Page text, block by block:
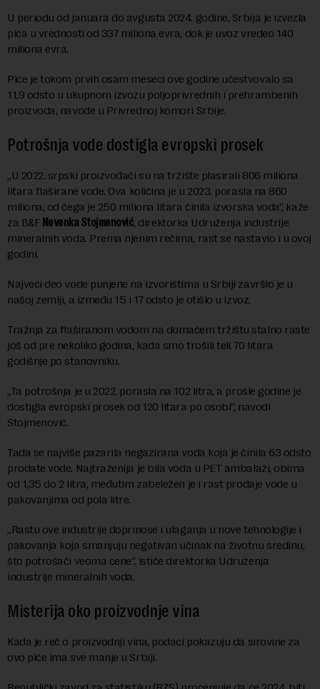
U periodu od januara do avgusta 2024. godine, Srbija je izvezla
pića u vrednosti od 337 miliona evra, dok je uvoz vredeo 140
miliona evra.
Piće je tokom prvih osam meseci ove godine učestvovalo sa
11,9 odsto u ukupnom izvozu poljoprivrednih i prehrambenih
proizvoda, navode u Privrednoj komori Srbije.
Potrošnja vode dostigla evropski prosek
„U 2022. srpski proizvođači su na tržište plasirali 806 miliona
litara flaširane vode. Ova količina je u 2023. porasla na 860
miliona, od čega je 250 miliona litara činila izvorska voda“, kaže
za B&F Nevenka Stojmenović, direktorka Udruženja industrije
mineralnih voda. Prema njenim rečima, rast se nastavio i u ovoj
godini.
Najveći deo vode punjene na izvorištima u Srbiji završio je u
našoj zemlji, a između 15 i 17 odsto je otišlo u izvoz.
Tražnja za flaširanom vodom na domaćem tržištu stalno raste
još od pre nekoliko godina, kada smo trošili tek 70 litara
godišnje po stanovniku.
„Ta potrošnja je u 2022. porasla na 102 litra, a prošle godine je
dostigla evropski prosek od 120 litara po osobi“, navodi
Stojmenović.
Tada se najviše pazarila negazirana voda koja je činila 63 odsto
prodate vode. Najtraženija je bila voda u PET ambalaži, obima
od 1,35 do 2 litra, međutim zabeležen je i rast prodaje vode u
pakovanjima od pola litre.
„Rastu ove industrije doprinose i ulaganja u nove tehnologije i
pakovanja koja smanjuju negativan učinak na životnu sredinu,
što potrošači veoma cene“, ističe direktorka Udruženja
industrije mineralnih voda.
Misterija oko proizvodnje vina
Kada je reč o proizvodnji vina, podaci pokazuju da sirovine za
ovo piće ima sve manje u Srbiji.